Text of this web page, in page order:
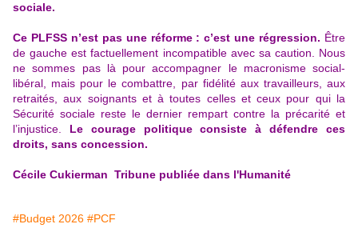
sociale.
Ce PLFSS n’est pas une réforme : c’est une régression. Être
de gauche est factuellement incompatible avec sa caution. Nous
ne sommes pas là pour accompagner le macronisme social-
libéral, mais pour le combattre, par fidélité aux travailleurs, aux
retraités, aux soignants et à toutes celles et ceux pour qui la
Sécurité sociale reste le dernier rempart contre la précarité et
l’injustice. Le courage politique consiste à défendre ces
droits, sans concession.
Cécile Cukierman Tribune publiée dans l'Humanité
#Budget 2026 #PCF